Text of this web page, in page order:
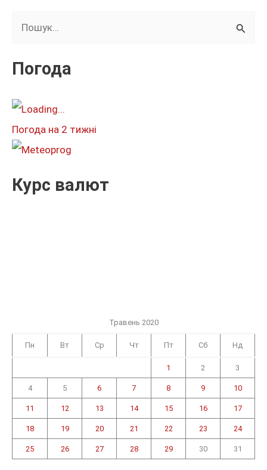
к
т
:
Погода
Погода на 2 тижні
Курс валют
Травень 2020
Пн Вт Ср Чт Пт Сб Нд
1 2 3
4 5 6 7 8 9 10
11 12 13 14 15 16 17
18 19 20 21 22 23 24
25 26 27 28 29 30 31